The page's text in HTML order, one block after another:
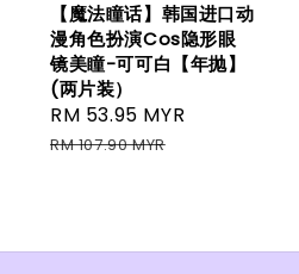
【魔法瞳话】韩国进口动
漫角色扮演Cos隐形眼
镜美瞳-可可白【年抛】
(两片装）
Sale
price
RM 53.95 MYR
RM 107.90 MYR